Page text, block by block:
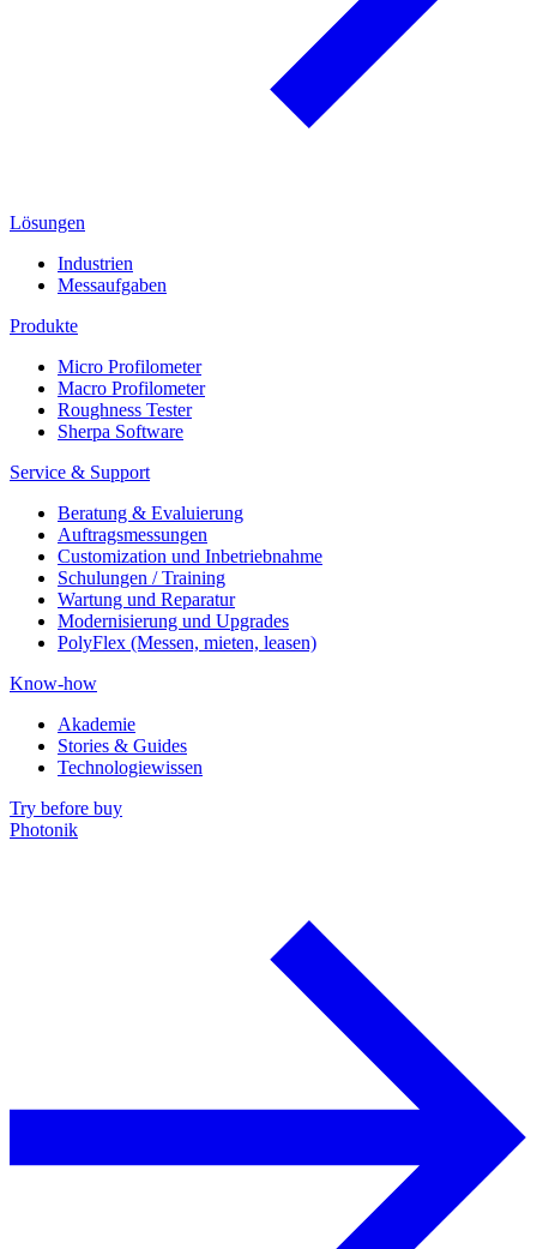
Lösungen
Industrien
Messaufgaben
Produkte
Micro Profilometer
Macro Profilometer
Roughness Tester
Sherpa Software
Service & Support
Beratung & Evaluierung
Auftragsmessungen
Customization und Inbetriebnahme
Schulungen / Training
Wartung und Reparatur
Modernisierung und Upgrades
PolyFlex (Messen, mieten, leasen)
Know-how
Akademie
Stories & Guides
Technologiewissen
Try before buy
Photonik